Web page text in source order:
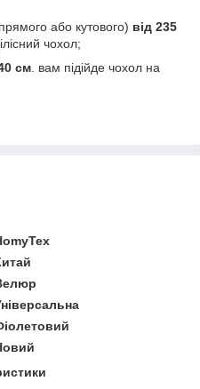
або кутового) від 235
чохол;
см . вам підійде чохол на